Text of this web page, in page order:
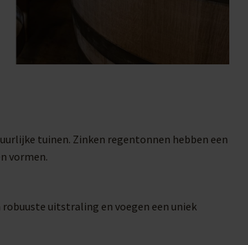
tuinen. Zinken regentonnen hebben een
vormen.
uitstraling en voegen een uniek